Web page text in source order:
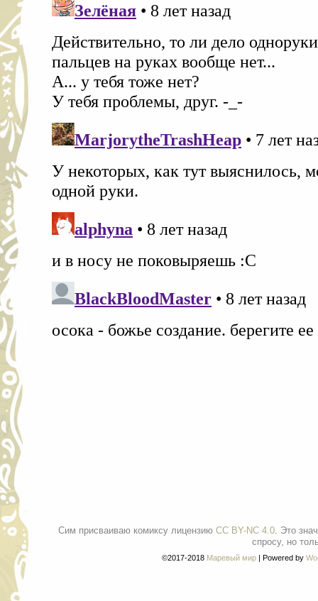
Сим присваиваю комиксу лицензию CC BY-NC 4.0. Это
спросу, но
©2017-2018 Маревый мир | Powered by